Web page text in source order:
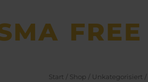
FREE
Start / Shop / Unkategorisiert